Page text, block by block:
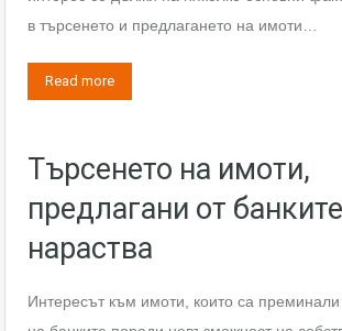
в търсенето и предлагането на имоти…
Read more
Търсенето на имоти,
предлагани от банките
нараства
Интересът към имоти, които са преминали